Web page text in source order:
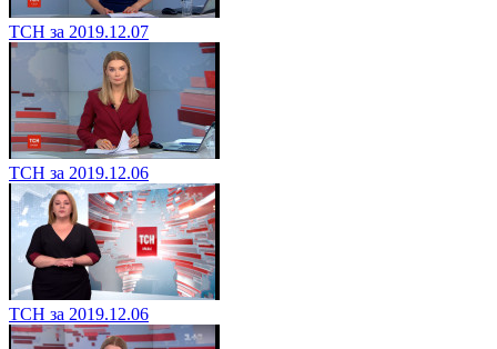
ТСН за 2019.12.07
ТСН за 2019.12.06
ТСН за 2019.12.06